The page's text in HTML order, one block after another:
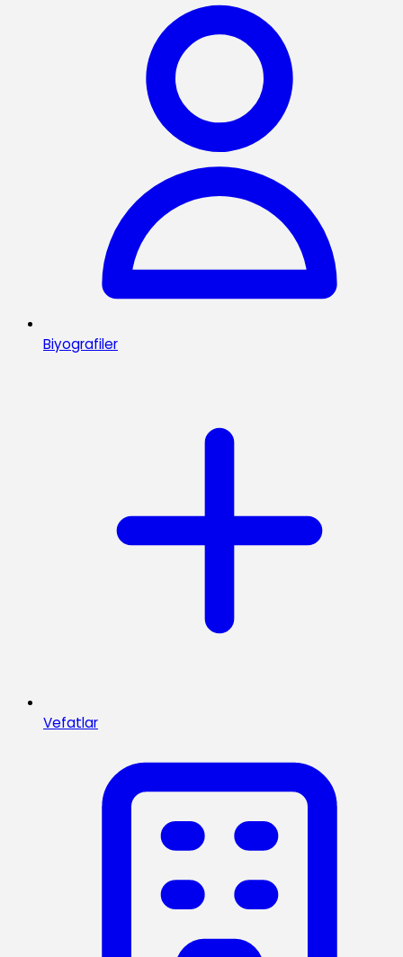
Biyografiler
Vefatlar